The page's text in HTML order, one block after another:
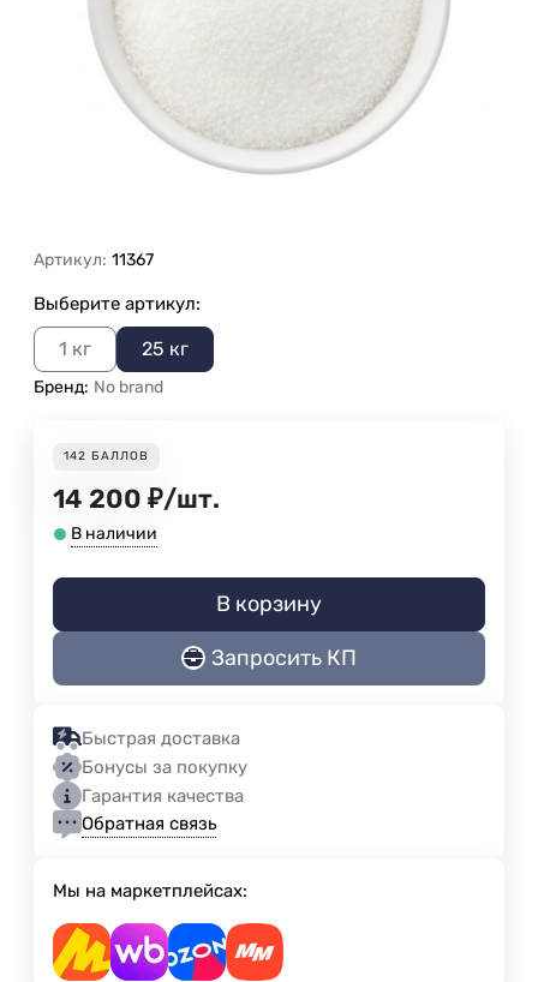
Артикул: 11367
Выберите артикул:
1 кг 25 кг
Бренд: No brand
142 БАЛЛОВ
14 200 ₽/шт.
В наличии
В корзину
Запросить КП
Быстрая доставка
Бонусы за покупку
Гарантия качества
Обратная связь
Мы на маркетплейсах: